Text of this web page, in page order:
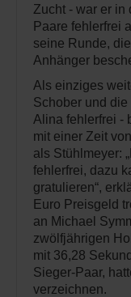
Zucht - war er in
Paare fehlerfrei
seine Runde,
Anhänger
Als einziges
Schober und
Alina fehlerfrei -
mit einer Zeit
als Stühlmeyer:
fehlerfrei, dazu
gratulieren“,
Euro Preisgeld
an Michael
zwölfjährigen
mit 36,28
Sieger-Paar,
verzeichnen.